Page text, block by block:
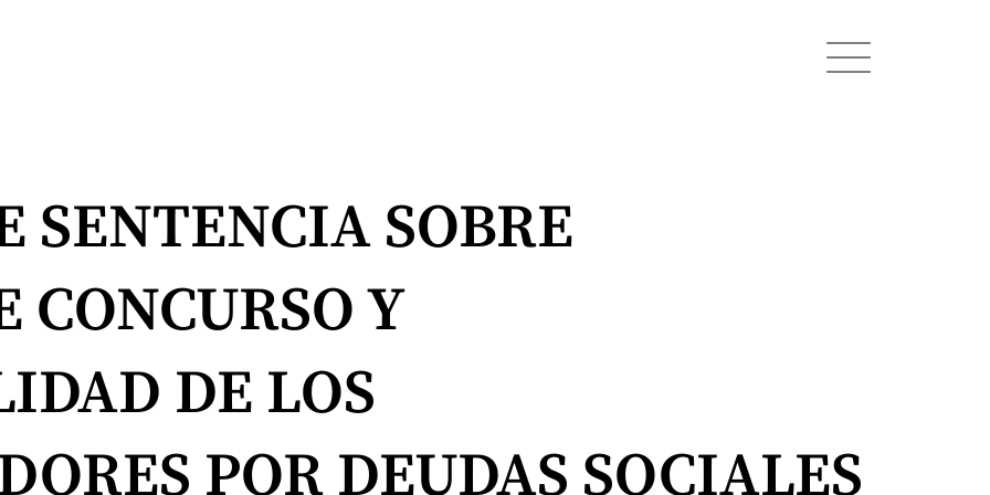
SENTENCIA SOBRE
CONCURSO Y
DE LOS
POR DEUDAS SOCIALES